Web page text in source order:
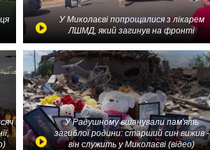
У Миколаєві попрощалися з лікарем
ЛШМД, який загинув на фронті
У Радушному вшанували пам'ять
загиблої родини: старший син вижив -
він служить у Миколаєві (відео)